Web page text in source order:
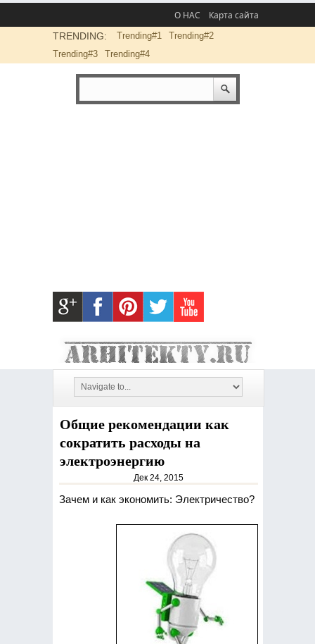
О НАС Карта сайта
TRENDING: Trending#1
Trending#2
Trending#3
Trending#4
Общие рекомендации как
сократить расходы на
электроэнергию
Дек 24, 2015
Зачем и как экономить: Электричество?